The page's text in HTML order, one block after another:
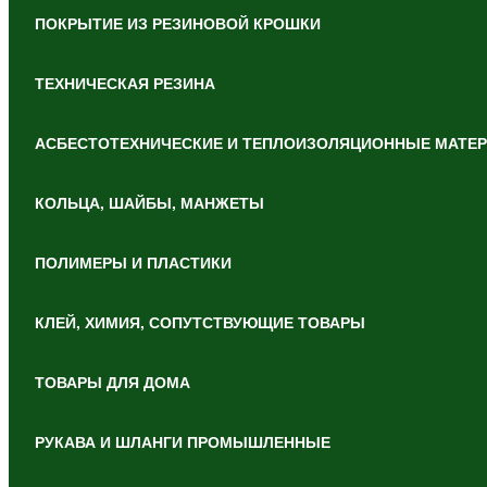
ПОКРЫТИЕ ИЗ РЕЗИНОВОЙ КРОШКИ
ТЕХНИЧЕСКАЯ РЕЗИНА
АСБЕСТОТЕХНИЧЕСКИЕ И ТЕПЛОИЗОЛЯЦИОННЫЕ
КОЛЬЦА, ШАЙБЫ, МАНЖЕТЫ
ПОЛИМЕРЫ И ПЛАСТИКИ
КЛЕЙ, ХИМИЯ, СОПУТСТВУЮЩИЕ ТОВАРЫ
ТОВАРЫ ДЛЯ ДОМА
РУКАВА И ШЛАНГИ ПРОМЫШЛЕННЫЕ